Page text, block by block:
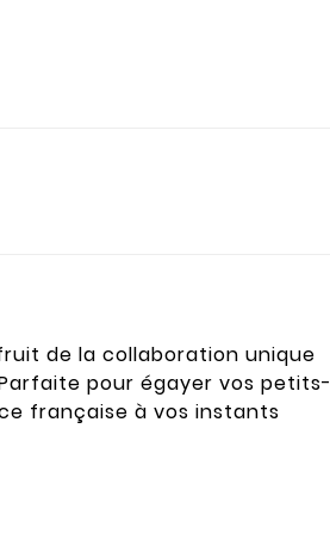
de la collaboration unique
pour égayer vos petits-
française à vos instants